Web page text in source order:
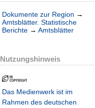
Dokumente zur Region →
Amtsblätter. Statistische
Berichte → Amtsblätter
Nutzungshinweis
Das Medienwerk ist im
Rahmen des deutschen